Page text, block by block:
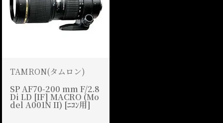
TAMRON(タムロン)
SP AF70-200 mm F/2.8
Di LD [IF] MACRO (Mo
del A001N II) [ﾆｺﾝ用]